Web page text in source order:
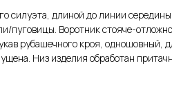
силуэта, длиной до линии
пуговицы. Воротник стояче-
рубашечного кроя, одношовный,
Низ изделия обработан